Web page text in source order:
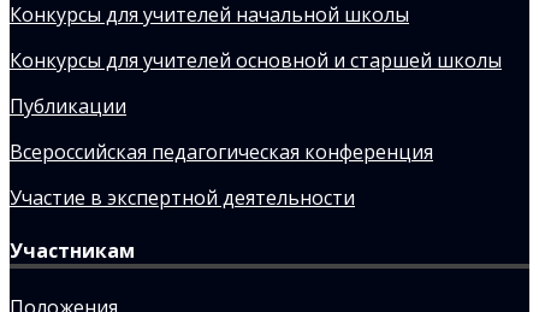
Конкурсы для учителей начальной школы
Конкурсы для учителей основной и старшей школы
Публикации
Всероссийская педагогическая конференция
Участие в экспертной деятельности
Участникам